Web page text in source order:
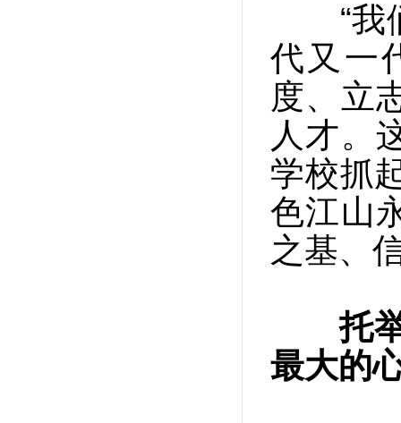
“我们
代又一
度、立
人才。
学校抓
色江山
之基、
托
最大的